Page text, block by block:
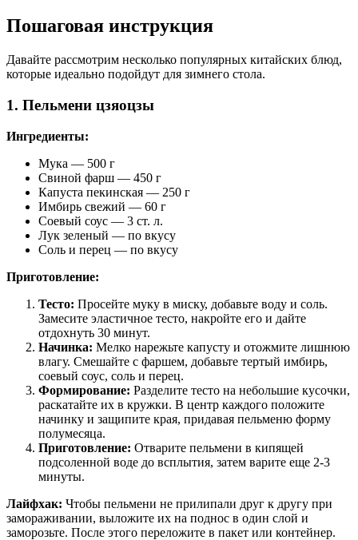
Пошаговая инструкция
Давайте рассмотрим несколько популярных китайских блюд,
которые идеально подойдут для зимнего стола.
1. Пельмени цзяоцзы
Ингредиенты:
Мука — 500 г
Свиной фарш — 450 г
Капуста пекинская — 250 г
Имбирь свежий — 60 г
Соевый соус — 3 ст. л.
Лук зеленый — по вкусу
Соль и перец — по вкусу
Приготовление:
Тесто: Просейте муку в миску, добавьте воду и соль.
Замесите эластичное тесто, накройте его и дайте
отдохнуть 30 минут.
Начинка: Мелко нарежьте капусту и отожмите лишнюю
влагу. Смешайте с фаршем, добавьте тертый имбирь,
соевый соус, соль и перец.
Формирование: Разделите тесто на небольшие кусочки,
раскатайте их в кружки. В центр каждого положите
начинку и защипите края, придавая пельменю форму
полумесяца.
Приготовление: Отварите пельмени в кипящей
подсоленной воде до всплытия, затем варите еще 2-3
минуты.
Лайфхак: Чтобы пельмени не прилипали друг к другу при
замораживании, выложите их на поднос в один слой и
заморозьте. После этого переложите в пакет или контейнер.